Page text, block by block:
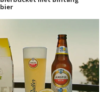
bier